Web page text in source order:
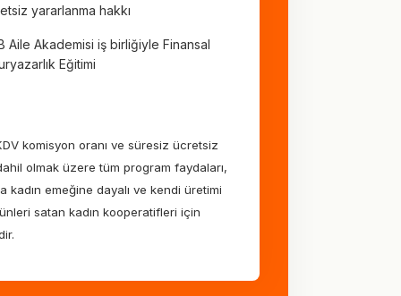
yararlanma hakkı
Aile Akademisi iş birliğiyle Finansal
Eğitimi
komisyon oranı ve süresiz ücretsiz
olmak üzere tüm program faydaları,
kadın emeğine dayalı ve kendi üretimi
satan kadın kooperatifleri için